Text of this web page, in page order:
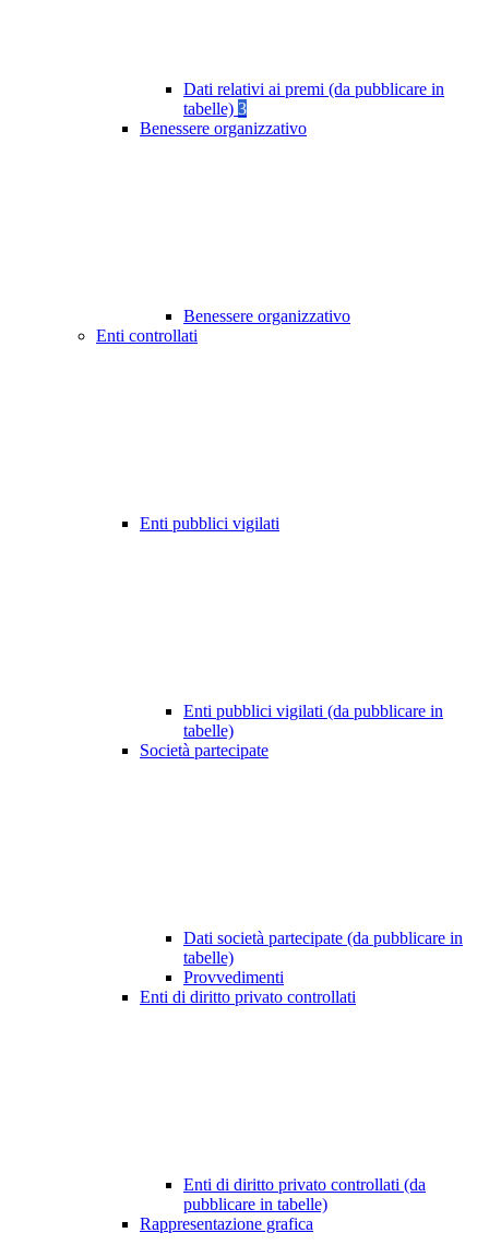
Dati relativi ai premi (da pubblicare in
tabelle) 3
Benessere organizzativo
Benessere organizzativo
Enti controllati
Enti pubblici vigilati
Enti pubblici vigilati (da pubblicare in
tabelle)
Società partecipate
Dati società partecipate (da pubblicare in
tabelle)
Provvedimenti
Enti di diritto privato controllati
Enti di diritto privato controllati (da
pubblicare in tabelle)
Rappresentazione grafica